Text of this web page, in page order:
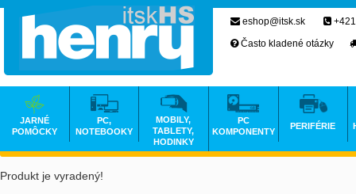
Produkt je vyradený!
eshop@itsk.sk
Často kladené otázky
JARNÉ
POMÔCKY
PC,
NOTEBOOKY
MOBILY,
TABLETY,
HODINKY
PC
KOMPONENTY
PERIFÉRIE